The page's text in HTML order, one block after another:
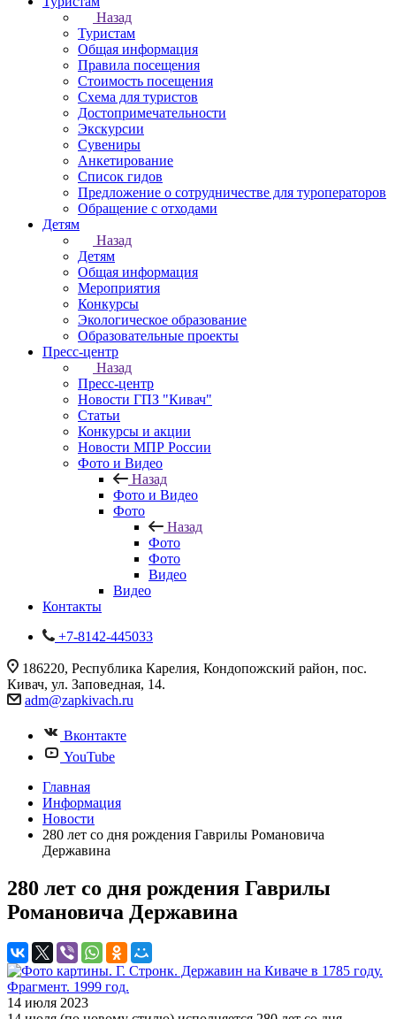
Назад
Туристам
Общая информация
Правила посещения
Стоимость посещения
Схема для туристов
Достопримечательности
Экскурсии
Сувениры
Анкетирование
Список гидов
Предложение о сотрудничестве для туроператоров
Обращение с отходами
Детям
Назад
Детям
Общая информация
Мероприятия
Конкурсы
Экологическое образование
Образовательные проекты
Пресс-центр
Назад
Пресс-центр
Новости ГПЗ "Кивач"
Статьи
Конкурсы и акции
Новости МПР России
Фото и Видео
Назад
Фото и Видео
Фото
Назад
Фото
Фото
Видео
Видео
Контакты
+7-8142-445033
186220, Республика Карелия, Кондопожский район, пос.
Кивач, ул. Заповедная, 14.
adm@zapkivach.ru
Вконтакте
YouTube
Главная
Информация
Новости
280 лет со дня рождения Гаврилы Романовича
Державина
280 лет со дня рождения Гаврилы
Романовича Державина
14 июля 2023